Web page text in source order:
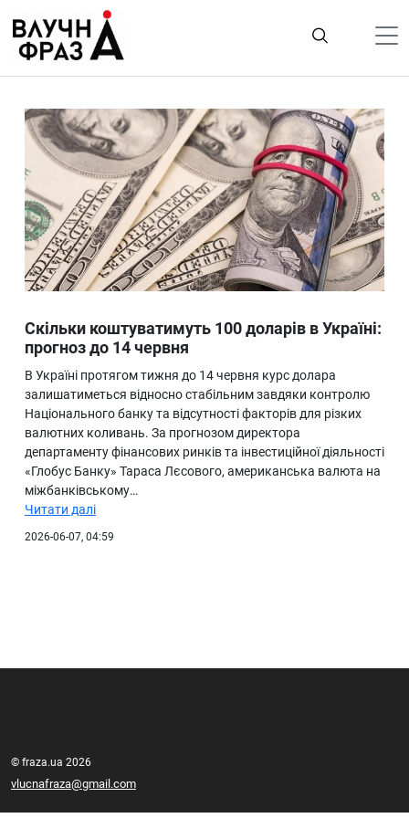
содержимому
Гроші
Життя
Лайфстайл
ТехноНаука
Людина
Ukraine
Про нас
Скільки коштуватимуть 100 доларів в Україні:
прогноз до 14 червня
В Україні протягом тижня до 14 червня курс долара
залишатиметься відносно стабільним завдяки контролю
Національного банку та відсутності факторів для різких
валютних коливань. За прогнозом директора
департаменту фінансових ринків та інвестиційної діяльності
«Глобус Банку» Тараса Лєсового, американська валюта на
міжбанківському…
Читати далі
2026-06-07, 04:59
© fraza.ua 2026
vlucnafraza@gmail.com